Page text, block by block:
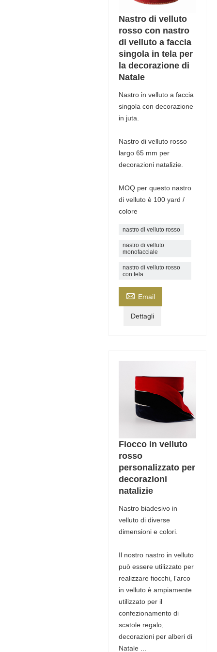
Nastro di velluto
rosso con nastro
di velluto a faccia
singola in tela per
la decorazione di
Natale
Nastro in velluto a faccia
singola con decorazione
in juta.
Nastro di velluto rosso
largo 65 mm per
decorazioni natalizie.
MOQ per questo nastro
di velluto è 100 yard /
colore
nastro di velluto rosso
nastro di velluto
monofacciale
nastro di velluto rosso
con tela
 Email
Dettagli
Fiocco in velluto
rosso
personalizzato per
decorazioni
natalizie
Nastro biadesivo in
velluto di diverse
dimensioni e colori.
Il nostro nastro in velluto
può essere utilizzato per
realizzare fiocchi, l'arco
in velluto è ampiamente
utilizzato per il
confezionamento di
scatole regalo,
decorazioni per alberi di
Natale ...